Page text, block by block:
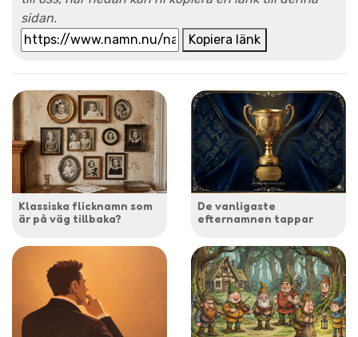
sidan.
Kopiera länk
Klassiska flicknamn som
är på väg tillbaka?
De vanligaste
efternamnen tappar